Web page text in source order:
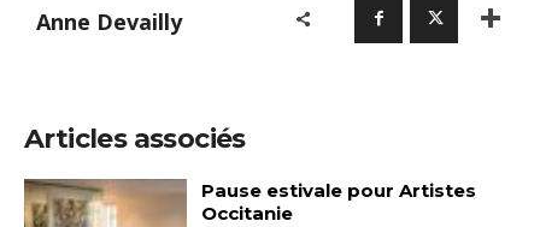
Adresse email*
Nom
Anne Devailly
Articles associés
Pause estivale pour Artistes
Occitanie